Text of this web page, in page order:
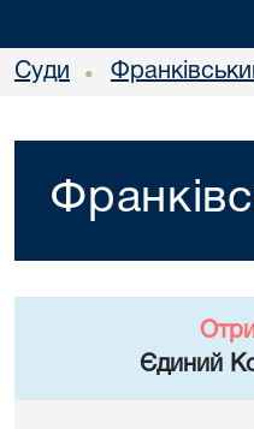
Суди •
Єдиний